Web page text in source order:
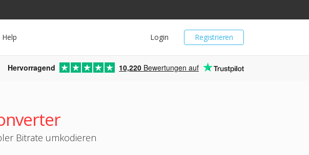
Registrieren
Login
Help
Hervorragend 10,220 Bewertungen auf
Bitrate umkodieren